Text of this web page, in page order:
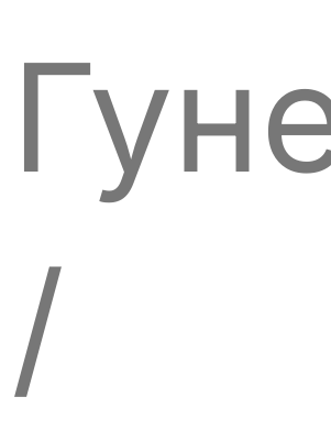
/